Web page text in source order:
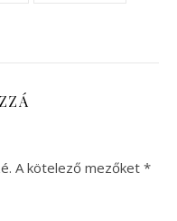
A kötelező mezőket *